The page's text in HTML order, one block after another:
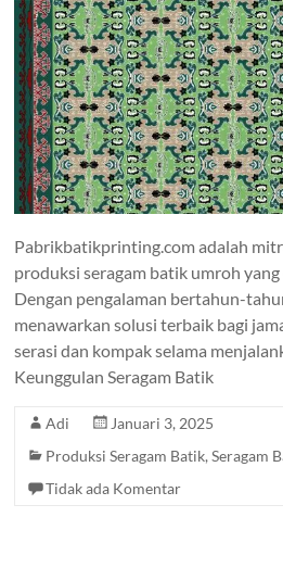
Pabrikbatikprinting.com adalah
produksi seragam batik umroh
Dengan pengalaman bertahun-
menawarkan solusi terbaik bagi
serasi dan kompak selama
Keunggulan Seragam Batik
Adi
Januari 3, 2025
Produksi Seragam Batik,Seragam
Tidak ada Komentar